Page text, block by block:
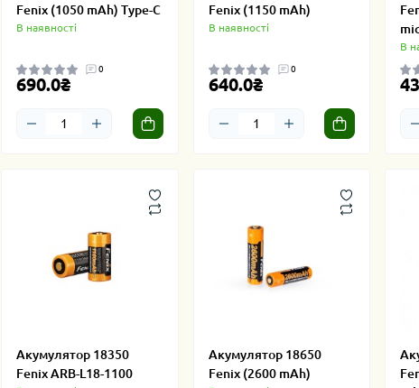
Fenix (1050 mAh) Type-C
В наявності
0
690.0₴
Fenix (1150 mAh)
В наявності
0
640.0₴
В
Акумулятор 18350
Fenix ARB-L18-1100
Акумулятор 18650
Fenix (2600 mAh)